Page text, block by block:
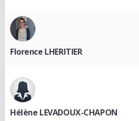
Florence LHERITIER
Hélène LEVADOUX-CHAPON